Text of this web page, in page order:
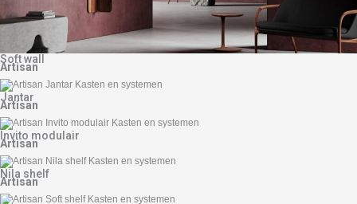
Soft wall
Artisan
Jantar
Artisan
Invito modulair
Artisan
Nila shelf
Artisan